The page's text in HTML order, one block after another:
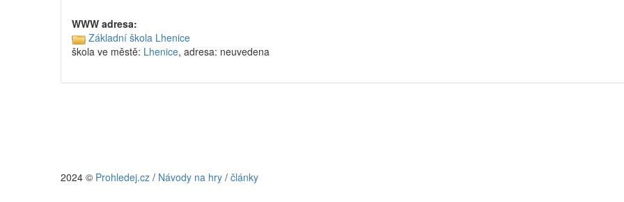
WWW adresa:
Základní škola Lhenice
škola ve městě: Lhenice, adresa: neuvedena
2024 © Prohledej.cz / Návody na hry / články